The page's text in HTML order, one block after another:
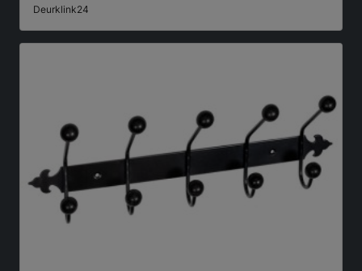
Deurklink24